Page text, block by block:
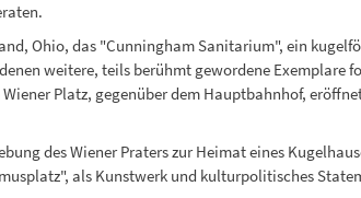
Ohio, das "Cunningham Sanitarium", ein
weitere, teils berühmt gewordene Exemplare
Platz, gegenüber dem Hauptbahnhof,
des Wiener Praters zur Heimat eines
als Kunstwerk und kulturpolitisches